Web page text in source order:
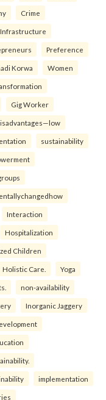
Crime
Infrastructure
Preference
Korwa Women
Gig Worker
sustainability
Interaction
Hospitalization
Children
Holistic Care. Yoga
non-availability
Inorganic Jaggery
implementation